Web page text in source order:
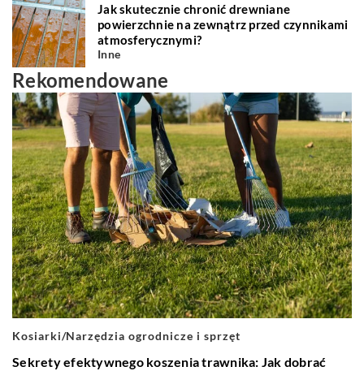
Jak skutecznie chronić drewniane
powierzchnie na zewnątrz przed czynnikami
atmosferycznymi?
Inne
Rekomendowane
Kosiarki/Narzędzia ogrodnicze i sprzęt
Sekrety efektywnego koszenia trawnika: Jak dobrać